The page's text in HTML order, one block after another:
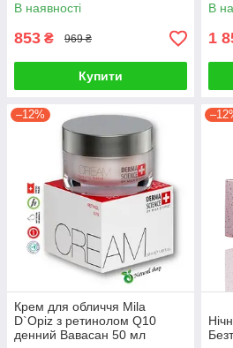
В наявності
853 ₴ 969 ₴
Купити
В
1
–12%
Крем для обличчя Mila
D`Opiz з ретинолом Q10
денний Вавасан 50 мл